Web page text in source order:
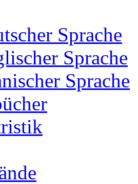
Sprache
Sprache
Sprache